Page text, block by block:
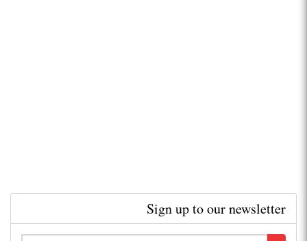
Sign up to our newsletter